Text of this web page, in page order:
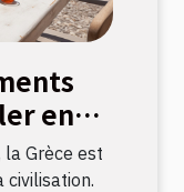
en
Grèce est
civilisation.